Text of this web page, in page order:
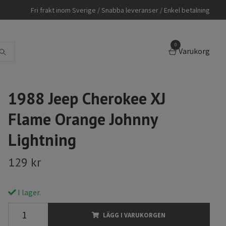
Fri frakt inom Sverige / Snabba leveranser / Enkel betalning
0
Varukorg
1988 Jeep Cherokee XJ
Flame Orange Johnny
Lightning
129 kr
I lager.
LÄGG I VARUKORGEN